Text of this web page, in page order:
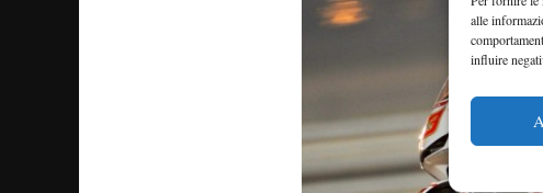
alle
influire